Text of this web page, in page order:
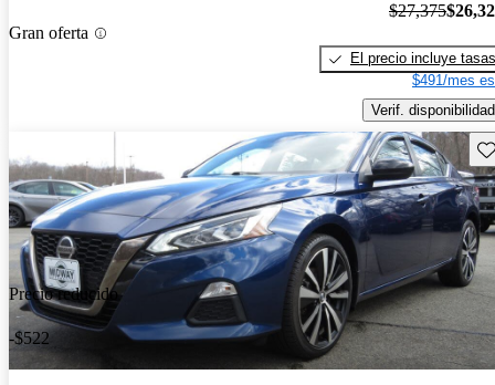
Gran oferta
$27,375
El precio incluye tasas
$491/mes
Verif. disponibilidad
Precio reducido
-$522